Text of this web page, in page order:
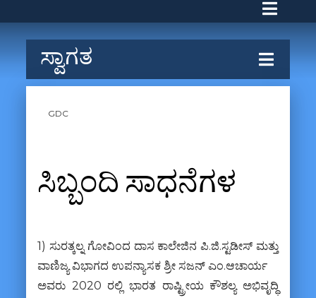
ಸ್ವಾಗತ
GDC
ಸಿಬ್ಬಂದಿ ಸಾಧನೆಗಳ
1) ಸುರತ್ಕಲ್ನ ಗೋವಿಂದ ದಾಸ ಕಾಲೇಜಿನ ಪಿ.ಜಿ.ಸ್ಟಡೀಸ್ ಮತ್ತು
ವಾಣಿಜ್ಯ ವಿಭಾಗದ ಉಪನ್ಯಾಸಕ ಶ್ರೀ ಸಜನ್ ಎಂ.ಆಚಾರ್ಯ
ಅವರು 2020 ರಲ್ಲಿ ಭಾರತ ರಾಷ್ಟ್ರೀಯ ಕೌಶಲ್ಯ ಅಭಿವೃದ್ಧಿ